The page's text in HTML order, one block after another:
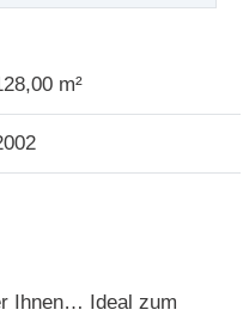
m²
Ihnen… Ideal zum